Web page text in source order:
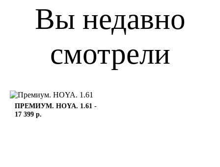
Вы недавно
смотрели
ПРЕМИУМ. HOYA. 1.61 -
17 399 р.